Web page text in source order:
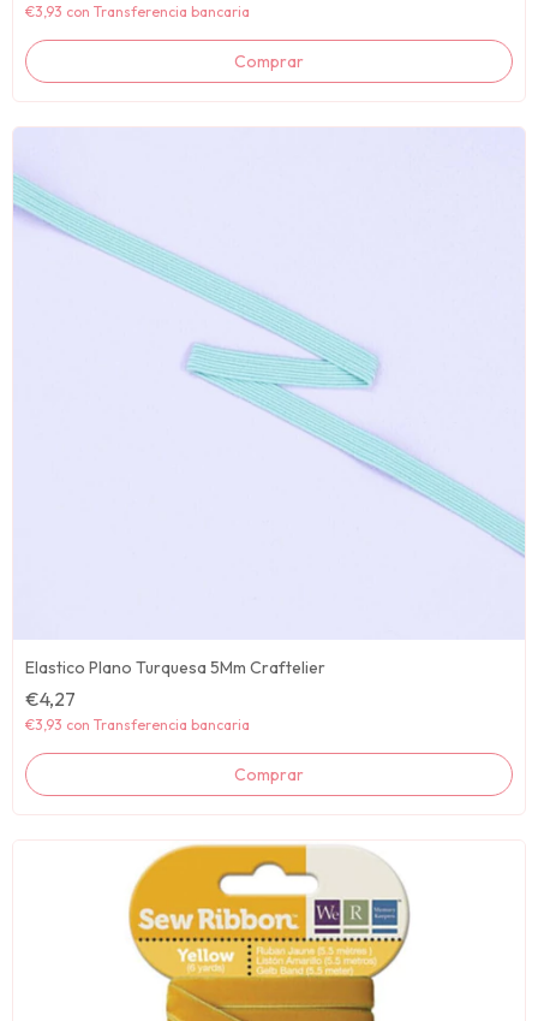
€3,93 con Transferencia bancaria
Elastico Plano Turquesa 5Mm Craftelier
€4,27
€3,93 con Transferencia bancaria